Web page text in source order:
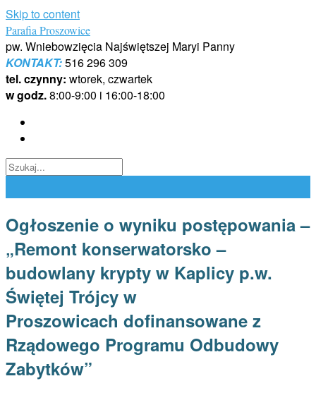
Skip to content
Parafia Proszowice
pw. Wniebowzięcia Najświętszej Maryi Panny
KONTAKT:516 296 309
tel. czynny: wtorek, czwartek
w godz.8:00-9:00 i 16:00-18:00
Ogłoszenie o wyniku postępowania –
„Remont konserwatorsko –
budowlany krypty w Kaplicy p.w.
Świętej Trójcy w
Proszowicach dofinansowane z
Rządowego Programu Odbudowy
Zabytków”